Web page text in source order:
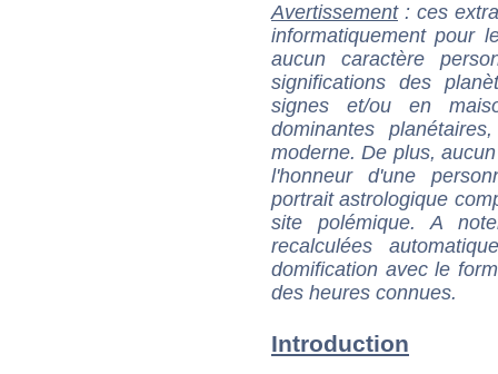
Avertissement: ces
informatiquement pour
aucun caractère
significations des
signes et/ou en
dominantes
moderne. De plus,
l'honneur d'une
portrait astrologique
site polémique. A
recalculées
domification avec le
des heures connues.
Introduction